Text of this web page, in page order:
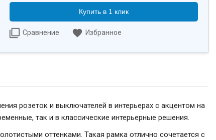
Купить в 1 клик
Сравнение Избранное
розеток и выключателей в интерьерах с акцентом на
так и в классические интерьерные решения.
оттенками. Такая рамка отлично сочетается с